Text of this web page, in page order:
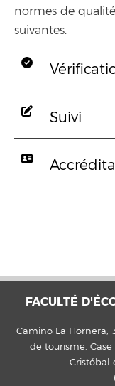
normes de
suivantes.
Suivi
FACULTÉ
Camino La Hornera,
de tourisme.
Cristóbal